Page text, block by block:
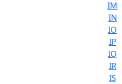
IM
IN
IO
IP
IQ
IR
IS